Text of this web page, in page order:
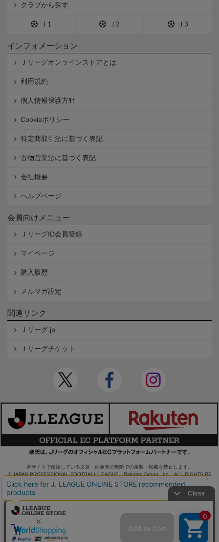
クラブから探す
Ｊ1 Ｊ2 Ｊ3
インフォメーション
Ｊリーグオンラインストアとは
利用規約
個人情報保護方針
Cookieポリシー
特定商取引法に基づく表記
古物営業法に基づく表記
会社概要
ヘルプページ
会員向けメニュー
ＪリーグID会員登録
マイページ
購入履歴
メルマガ設定
関連リンク
Ｊリーグ.jp
Ｊリーグチケット
本サイトで使用している文章・画像等の無断での複製・転載を禁止します。
© JAPAN PROFESSIONAL FOOTBALL LEAGUE Rakuten Group, Inc. ALL RIGHTS RE
SERVED.